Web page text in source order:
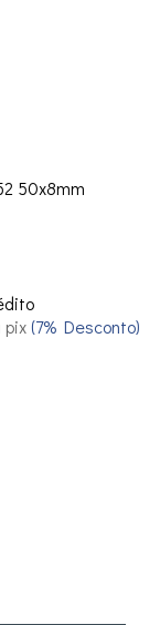
50x8mm
pix(7% Desconto)